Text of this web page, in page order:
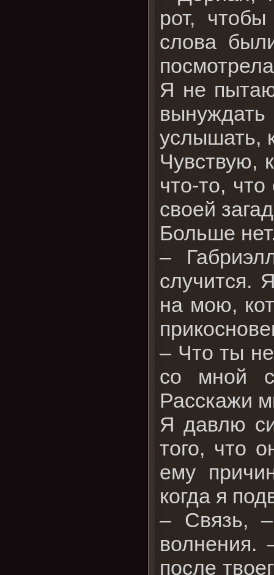
рот,
слова
Я не
услышать,
Чувствую,
что-то,
своей
Больше
–
случится.
на мою,
– Что ты
со мной
Расскажи
Я давлю
того, что
ему
когда я
– Связь, –
волнения.
после